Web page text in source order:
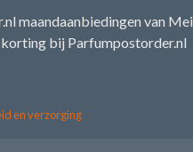
maandaanbiedingen van Mei
bij Parfumpostorder.nl
en verzorging